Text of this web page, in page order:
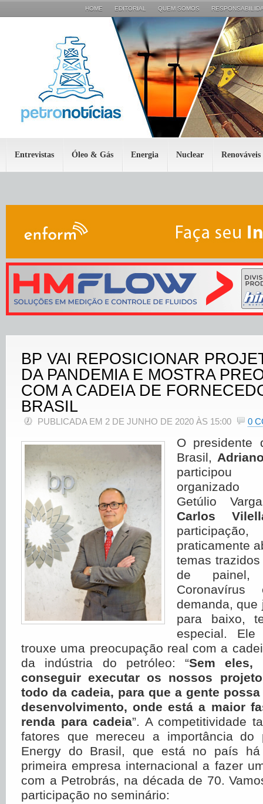
HOME EDITORIAL QUEM SOMOS
Entrevistas Óleo & Gás Energia Nuclear Renováveis
BP VAI REPOSICIONAR
DA PANDEMIA E MOSTRA
COM A CADEIA DE
BRASIL
PUBLICADA EM 2 DE JUNHO DE 2020 ÀS 15:00 0
O presidente
Brasil,
participou
organizado
Getúlio
Carlos
praticamente
temas
de painel,
demanda, que
para baixo,
especial.
trouxe uma preocupação real com a
da indústria do petróleo: “Sem eles,
conseguir executar os nossos
todo da cadeia, para que a gente
desenvolvimento, onde está a maior
renda para cadeia”. A competitividade
fatores que mereceu a importância do
Energy do Brasil, que está no país
primeira empresa internacional a fazer
com a Petrobrás, na década de 70.
participação no seminário: